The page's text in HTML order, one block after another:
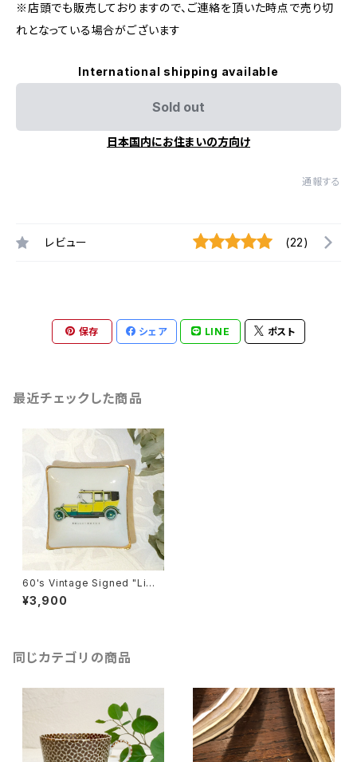
※店頭でも販売しておりますので、ご連絡を頂いた時点で売り切
れとなっている場合がございます
International shipping available
Sold out
日本国内にお住まいの方向け
通報する
レビュー (22)
保存 シェア LINE ポスト
最近チェックした商品
60's Vintage Signed "Limo
ges" Porcelain Petit Plate
Rolls Royce Motif [CPV-
¥3,900
同じカテゴリの商品